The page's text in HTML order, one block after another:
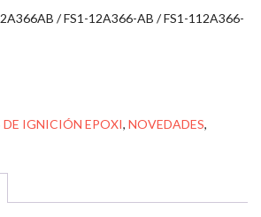
/ FS1-12A366-AB / FS1-112A366-
IGNICIÓN EPOXI, NOVEDADES,